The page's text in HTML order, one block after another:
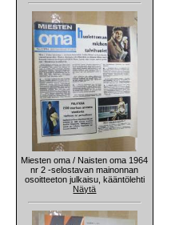
Miesten oma / Naisten oma 1964
nr 2 -selostavan mainonnan
osoitteeton julkaisu, kääntölehti
Näytä